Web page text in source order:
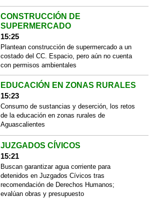
CONSTRUCCIÓN DE
SUPERMERCADO
15:25
Plantean construcción de supermercado a un
costado del CC. Espacio, pero aún no cuenta
con permisos ambientales
EDUCACIÓN EN ZONAS RURALES
15:23
Consumo de sustancias y deserción, los retos
de la educación en zonas rurales de
Aguascalientes
JUZGADOS CÍVICOS
15:21
Buscan garantizar agua corriente para
detenidos en Juzgados Cívicos tras
recomendación de Derechos Humanos;
evalúan obras y presupuesto